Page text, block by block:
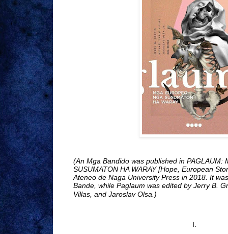
(An Mga Bandido was published in PAGLAUM:
SUSUMATON HA WARAY [Hope, European
Ateneo de Naga University Press in 2018. It
Bande, while Paglaum was edited by Jerry B.
Villas, and Jaroslav Olsa.)
I.